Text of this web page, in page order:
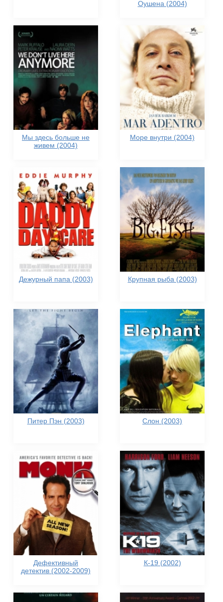
Оушена (2004)
Мы здесь больше не
живем (2004)
Море внутри (2004)
Дежурный папа (2003) Крупная рыба (2003)
Питер Пэн (2003) Слон (2003)
Дефективный
детектив (2002-2009)
К-19 (2002)